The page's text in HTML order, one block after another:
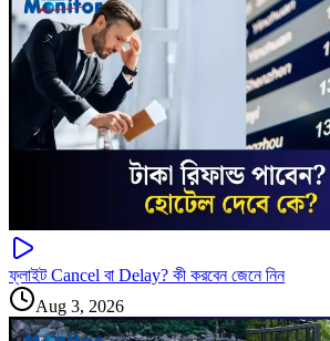
ফ্লাইট Cancel বা Delay? কী করবেন জেনে নিন
Aug 3, 2026